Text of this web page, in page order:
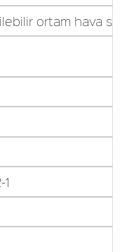
ortam hava